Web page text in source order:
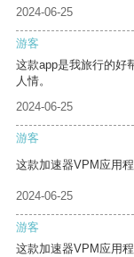
2024-06-25
游客
这款app是我旅行的好
人情。
2024-06-25
游客
这款加速器VPM应用
2024-06-25
游客
这款加速器VPM应用